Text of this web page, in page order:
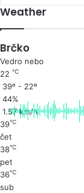
Weather
Brčko
Vedro nebo
22 ℃
39º - 22º
44%
1.57 km/h
39℃
čet
38℃
pet
36℃
sub